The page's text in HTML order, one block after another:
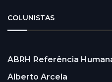
COLUNISTAS
ABRH Referência
Alberto Arcela